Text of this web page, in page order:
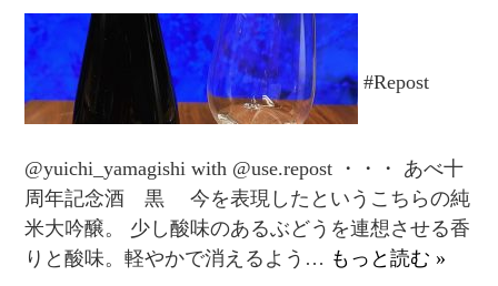
#Repost
@yuichi_yamagishi with @use.repost ・・・ あべ十
周年記念酒 黒 今を表現したというこちらの純
米大吟醸。 少し酸味のあるぶどうを連想させる香
りと酸味。軽やかで消えるよう… もっと読む »